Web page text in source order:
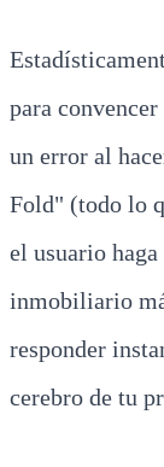
para
un error al
Fold" (todo lo
el usuario
inmobiliario
responder
cerebro de tu